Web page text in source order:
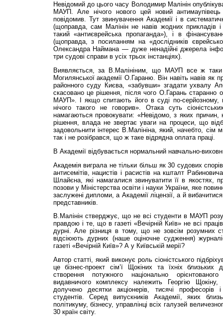
Невідомий до цього часу Володимир Малінін
МАУП. Але нічого нового цей новий антимаупівець
повідомив. Тут звинувачення Академії і в
(щоправда, сам Малінін не навів жодних прикладів
такий «антиєврейська пропаганда»), і в
(щоправда, з посиланням на «дослідників
Олександра Наймана — дуже ненадійні джерела
три судові справи в усіх трьох інстанціях).
Виявляється, за В.Ма­лініним, що МАУП все ж таки
Могилянської академії О.Гараню. Він навіть навів як
районного суду Києва, «забувши» згадати ухвалу
скасовано це рішення, після чого О.Гарань старанно
МАУП». І якщо спитають його в суді по-
нічого такого не говорив». Отака суть
намагаються провокувати: «Невідомо, з яких причин,
рішення, влада не звертає уваги на процеси, що
задовольнити інтерес В.Малініна, який, начебто, сім
так і не розібрався, що ж таке відрядна оплата праці.
В Академії відбувається нормальний навчально-
Академія виграла не тільки більш як 30 судових
антисемітів, нацистів і расистів на кшталт
Шлайєна, які намагалися звинуватити її в якостях,
позови у Міністерства освіти і науки України, яке
заслужені дипломи, а Академії ліцензії, а й
представників.
В.Малінін стверджує, що не всі студенти в МАУП
правдою і те, що в газеті «Вечірній Київ» не всі
дурні. Але різниця в тому, що не зовсім розумних
відсіюють дурних (наше оціночне судження)
газеті «Вечірній Київ»? А у Київській мерії?
Автор статті, який виконує роль сіоністського
це бізнес-проект сім’ї Щокіних та їхніх
створення потужного національно
видавничого комплексу належить Георгію
долучено десятки акціонерів, тисячі професорів
студентів. Серед випускників Академії, яких
політикуму, бізнесу, управлінці всіх галузей
30 країн світу.